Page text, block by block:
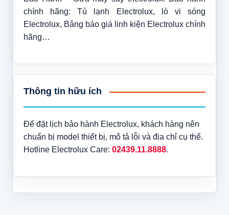
chính hãng: Tủ lạnh Electrolux, lò vi sóng
Electrolux, Bảng báo giá linh kiện Electrolux chính
hãng…
Thông tin hữu ích
Để đặt lịch bảo hành Electrolux, khách hàng nên
chuẩn bị model thiết bị, mô tả lỗi và địa chỉ cụ thể.
Hotline Electrolux Care: 02439.11.8888.